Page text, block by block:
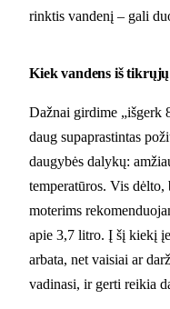
rinktis vandenį – gali
Kiek vandens iš
Dažnai girdime „išgerk
daug supaprastintas
daugybės dalykų:
temperatūros. Vis dėlto,
moterims
apie 3,7 litro. Į šį kiekį
arbata, net vaisiai ar
vadinasi, ir gerti reikia